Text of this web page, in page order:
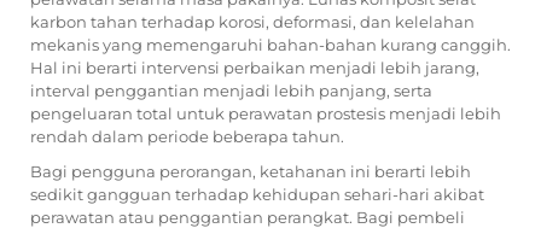
karbon tahan terhadap korosi, deformasi, dan kelelahan
mekanis yang memengaruhi bahan-bahan kurang canggih.
Hal ini berarti intervensi perbaikan menjadi lebih jarang,
interval penggantian menjadi lebih panjang, serta
pengeluaran total untuk perawatan prostesis menjadi lebih
rendah dalam periode beberapa tahun.
Bagi pengguna perorangan, ketahanan ini berarti lebih
sedikit gangguan terhadap kehidupan sehari-hari akibat
perawatan atau penggantian perangkat. Bagi pembeli